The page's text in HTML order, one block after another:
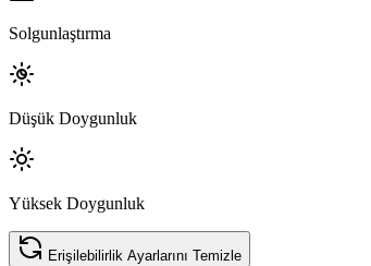
Solgunlaştırma
Düşük Doygunluk
Yüksek Doygunluk
Erişilebilirlik Ayarlarını Temizle